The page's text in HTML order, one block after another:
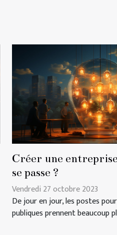
Créer une
se passe ?
Vendredi 27 octobre 2023
De jour en jour, les postes
publiques prennent beaucoup